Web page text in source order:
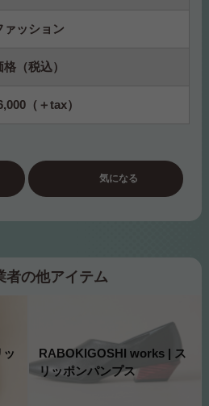
ァッション
格（税込）
（＋tax）
気になる
者の他アイテム
RABOKIGOSHI works | ス
リッポンパンプス